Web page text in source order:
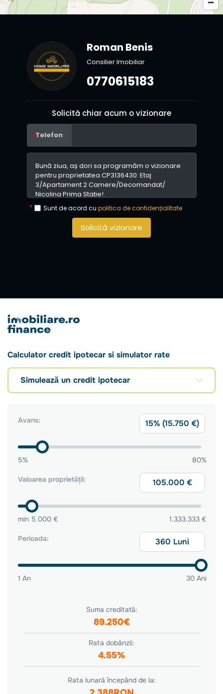
Roman Benis
Consilier Imobiliar
0770615183
Solicită chiar acum o vizionare
Telefon
Sunt de acord cu politica de confidențialitate
Solicită vizionare